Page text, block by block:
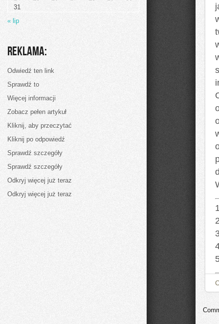
dyspozycji
wizerunków
własnych
31
« lip
Reklama:
Odwiedź ten link
Sprawdź to
Więcej informacji
Zobacz pełen artykuł
Kliknij, aby przeczytać
Kliknij po odpowiedź
Sprawdź szczegóły
Sprawdź szczegóły
Odkryj więcej już teraz
Odkryj więcej już teraz